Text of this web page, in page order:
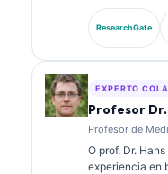
experiencia en
diagnóstica.
química clínica
ResearchGate
EXPERTO
Profesor
Profesor de
O prof. Dr.
experiencia en